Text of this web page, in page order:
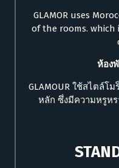
GLAMOR uses
of the rooms.
ห้อง
GLAMOUR ใช้สไตล์โ
หลัก ซึ่งมีความหรูห